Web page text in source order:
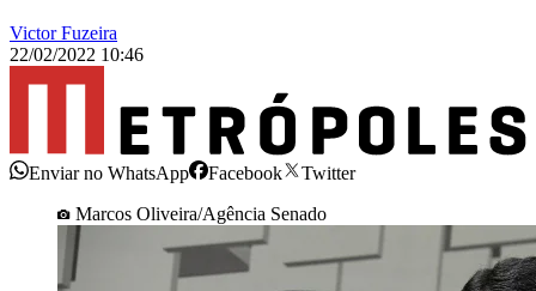
Victor Fuzeira
22/02/2022 10:46
Enviar no WhatsApp Facebook
Twitter
Marcos Oliveira/Agência Senado